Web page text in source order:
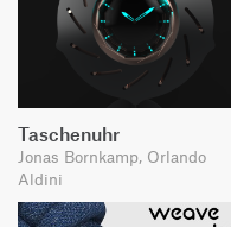
Taschenuhr
Jonas Bornkamp, Orlando
Aldini